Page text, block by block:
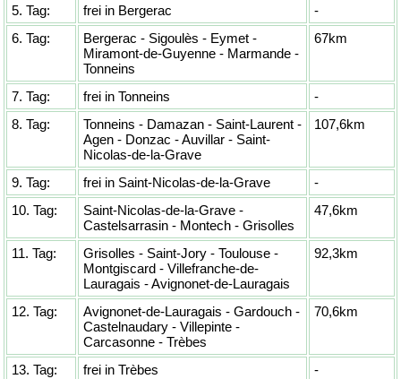
5. Tag: frei in Bergerac
-
6. Tag:
Bergerac - Sigoulès - Eymet -
Miramont-de-Guyenne - Marmande -
Tonneins
67km
7. Tag: frei in Tonneins
-
8. Tag:
Tonneins - Damazan - Saint-Laurent -
Agen - Donzac - Auvillar - Saint-
Nicolas-de-la-Grave
107,6km
9. Tag: frei in Saint-Nicolas-de-la-Grave
-
10. Tag:
Saint-Nicolas-de-la-Grave -
Castelsarrasin - Montech - Grisolles
47,6km
11. Tag:
Grisolles - Saint-Jory - Toulouse -
Montgiscard - Villefranche-de-
Lauragais - Avignonet-de-Lauragais
92,3km
12. Tag:
Avignonet-de-Lauragais - Gardouch -
Castelnaudary - Villepinte -
Carcasonne - Trèbes
70,6km
13. Tag: frei in Trèbes
-